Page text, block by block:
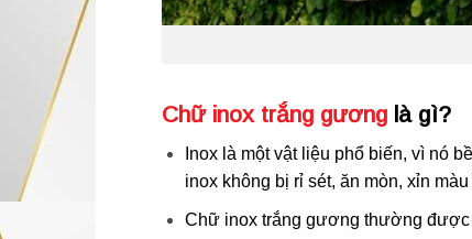
Chữ inox trắng gương là gì?
Inox là một vật liệu phổ biến, vì nó
inox không bị rỉ sét, ăn mòn, xỉn
Chữ inox trắng gương thường được